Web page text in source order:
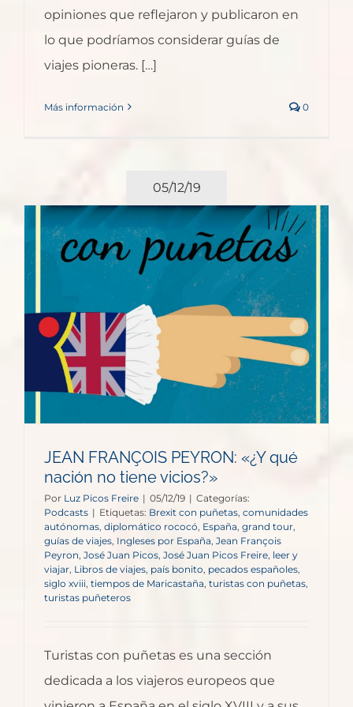
opiniones que reflejaron y publicaron en
lo que podríamos considerar guías de
viajes pioneras. […]
Más información 0
05/12/19
JEAN FRANÇOIS PEYRON: «¿Y qué
nación no tiene vicios?»
Por Luz Picos Freire | 05/12/19 | Categorías:
Podcasts | Etiquetas: Brexit con puñetas comunidades
autónomas diplomático rococó España grand tour
guías de viajes Ingleses por España Jean François
Peyron José Juan Picos José Juan Picos Freire leer y
viajar Libros de viajes país bonito pecados españoles
siglo xviii tiempos de Maricastaña turistas con puñetas
turistas puñeteros
Turistas con puñetas es una sección
dedicada a los viajeros europeos que